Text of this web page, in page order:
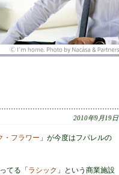
2010年9月19日
・フラワー 」が今度はフパレルの
てる「 ラシック 」という商業施設